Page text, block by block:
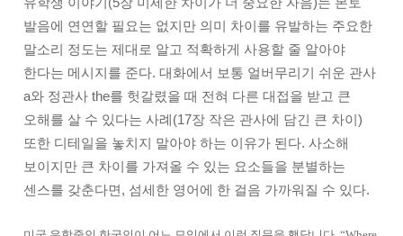
유학생 이야기(5장 미세한 차이가 더 중요한 자음)는 본토
발음에 연연할 필요는 없지만 의미 차이를 유발하는 주요한
말소리 정도는 제대로 알고 적확하게 사용할 줄 알아야
한다는 메시지를 준다. 대화에서 보통 얼버무리기 쉬운 관사
a와 정관사 the를 헛갈렸을 때 전혀 다른 대접을 받고 큰
오해를 살 수 있다는 사례(17장 작은 관사에 담긴 큰 차이)
또한 디테일을 놓치지 말아야 하는 이유가 된다. 사소해
보이지만 큰 차이를 가져올 수 있는 요소들을 분별하는
센스를 갖춘다면, 섬세한 영어에 한 걸음 가까워질 수 있다.